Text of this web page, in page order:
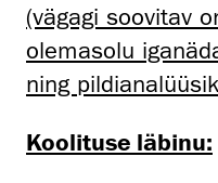
(vägagi soovitav
olemasolu
ning
Koolituse läbinu: